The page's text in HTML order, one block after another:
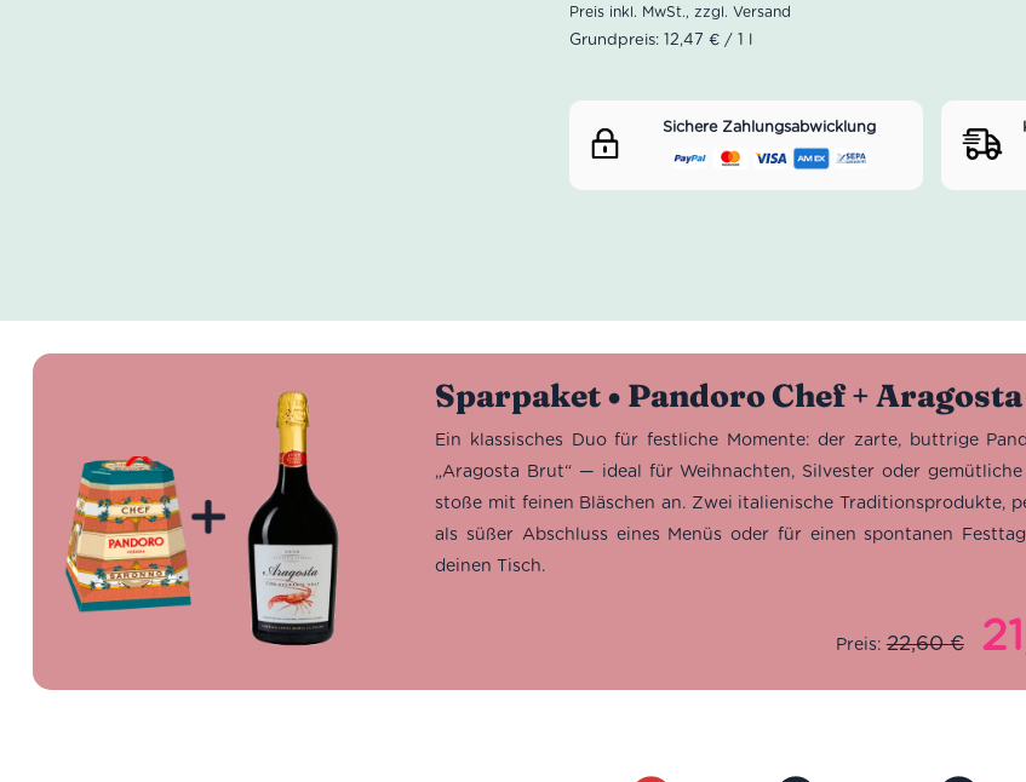
Grundpreis: 12,47 € / 1 l
Sichere Zahlungsabwicklung
Sparpaket • Pandoro Chef +
Ein klassisches Duo für festliche Momente: der zarte, buttrige
„Aragosta Brut“ — ideal für Weihnachten, Silvester oder
stoße mit feinen Bläschen an. Zwei italienische
als süßer Abschluss eines Menüs oder für einen spontanen
deinen Tisch.
Preis:22,60€
war: